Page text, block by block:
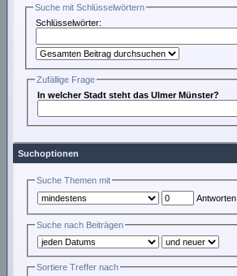
Suche mit Schlüsselwörtern
Schlüsselwörter:
Zufällige Frage
In welcher Stadt steht das Ulmer Münster?
Suchoptionen
Suche Themen mit
Antworten
Suche nach Beiträgen
Sortiere Treffer nach